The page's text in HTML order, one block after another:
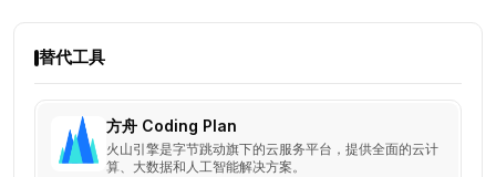
替代工具
方舟 Coding Plan
火山引擎是字节跳动旗下的云服务平台，提供全面的云计
算、大数据和人工智能解决方案。